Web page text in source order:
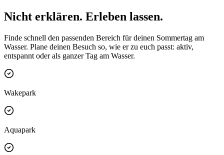
Nicht erklären. Erleben lassen.
Finde schnell den passenden Bereich für deinen Sommertag am
Wasser. Plane deinen Besuch so, wie er zu euch passt: aktiv,
entspannt oder als ganzer Tag am Wasser.
Wakepark
Aquapark